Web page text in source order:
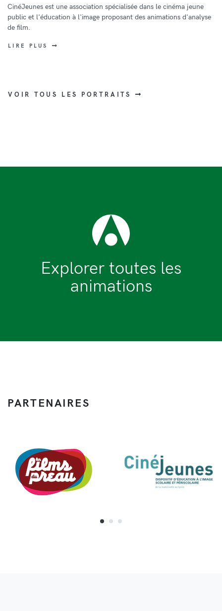
CinéJeunes est une association spécialisée dans le cinéma jeune
public et l'éducation à l'image proposant des animations d'analyse
de film.
LIRE PLUS
VOIR TOUS LES PORTRAITS
Explorer toutes les
animations
PARTENAIRES